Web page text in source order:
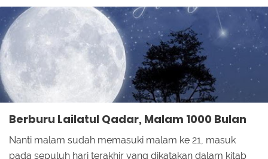
Berburu Lailatul Qadar, Malam 1000 Bulan
Nanti malam sudah memasuki malam ke 21, masuk
pada sepuluh hari terakhir yang dikatakan dalam kitab